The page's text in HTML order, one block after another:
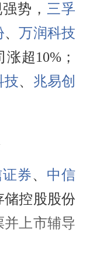
势， 三孚
、万润科技
超10%；
技、 兆易创
券、 中信
储控股股份
上市辅导